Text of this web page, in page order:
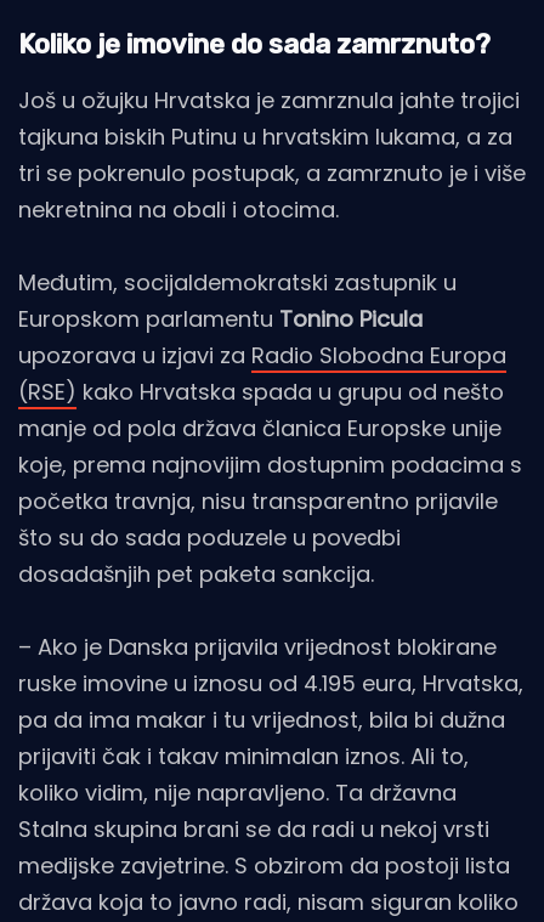
Koliko je imovine do sada zamrznuto?
Još u ožujku Hrvatska je zamrznula jahte trojici
tajkuna biskih Putinu u hrvatskim lukama, a za
tri se pokrenulo postupak, a zamrznuto je i više
nekretnina na obali i otocima.
Međutim, socijaldemokratski zastupnik u
Europskom parlamentu Tonino Picula
upozorava u izjavi za Radio Slobodna Europa
(RSE) kako Hrvatska spada u grupu od nešto
manje od pola država članica Europske unije
koje, prema najnovijim dostupnim podacima s
početka travnja, nisu transparentno prijavile
što su do sada poduzele u povedbi
dosadašnjih pet paketa sankcija.
– Ako je Danska prijavila vrijednost blokirane
ruske imovine u iznosu od 4.195 eura, Hrvatska,
pa da ima makar i tu vrijednost, bila bi dužna
prijaviti čak i takav minimalan iznos. Ali to,
koliko vidim, nije napravljeno. Ta državna
Stalna skupina brani se da radi u nekoj vrsti
medijske zavjetrine. S obzirom da postoji lista
država koja to javno radi, nisam siguran koliko